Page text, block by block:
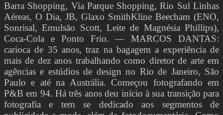
Barra Shopping, Via Parque Shopping, Rio Sul Linhas
Aéreas, O Dia, JB, Glaxo SmithKline Beecham (ENO,
Sonrisal, Emulsão Scott, Leite de Magnésia Phillips),
Coca-Cola e Ponto Frio. — MARCOS DANTAS:
carioca de 35 anos, traz na bagagem a experiência de
mais de dez anos trabalhando como diretor de arte em
agências e estúdios de design no Rio de Janeiro, São
Paulo e até na Austrália. Começou fotografando em
P&B em 94. Há três anos deu início à sua transição para
fotografia e tem se dedicado aos segmentos de